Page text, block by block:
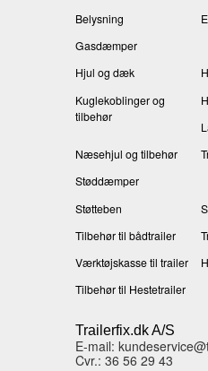
Belysning
Gasdæmper
Hjul og dæk
Kuglekoblinger og
tilbehør
Næsehjul og tilbehør
Støddæmper
Støtteben
Tilbehør til bådtrailer
Værktøjskasse til trailer
Tilbehør til Hestetrailer
Trailerfix.dk A/S
E-mail:
Cvr.: 36 56 29 43